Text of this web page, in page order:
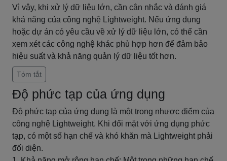
Vì vậy, khi xử lý dữ liệu lớn, cần cân nhắc và đánh giá
khả năng của công nghệ Lightweight. Nếu ứng dụng
hoặc dự án có yêu cầu về xử lý dữ liệu lớn, có thể cần
xem xét các công nghệ khác phù hợp hơn để đảm bảo
hiệu suất và khả năng quản lý dữ liệu tốt hơn.
Tóm tắt
Độ phức tạp của ứng dụng
Độ phức tạp của ứng dụng là một trong nhược điểm của
công nghệ Lightweight. Khi đối mặt với ứng dụng phức
tạp, có một số hạn chế và khó khăn mà Lightweight phải
đối diện.